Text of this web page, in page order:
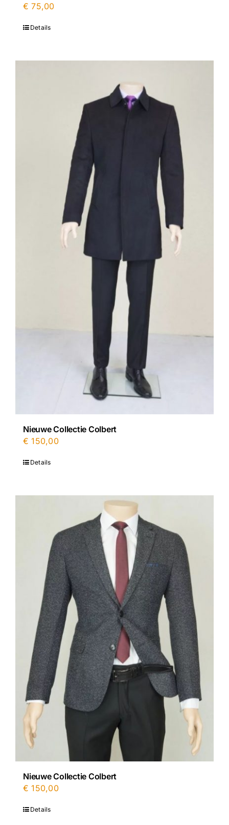
€ 75,00
Details
Nieuwe Collectie Colbert
€ 150,00
Details
Nieuwe Collectie Colbert
€ 150,00
Details